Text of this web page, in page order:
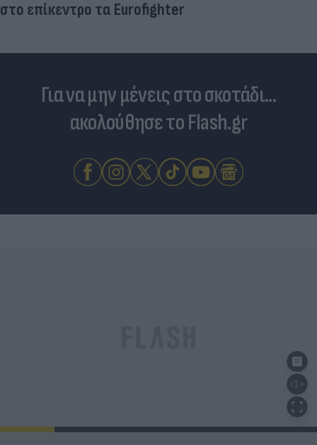
στο επίκεντρο τα Eurofighter
Για να μην μένεις στο σκοτάδι...
ακολούθησε το Flash.gr